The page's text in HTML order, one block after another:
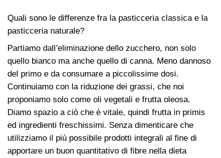
Quali sono le differenze fra la pasticceria classica e la
pasticceria naturale?
Partiamo dall’eliminazione dello zucchero, non solo
quello bianco ma anche quello di canna. Meno dannoso
del primo e da consumare a piccolissime dosi.
Continuiamo con la riduzione dei grassi, che noi
proponiamo solo come oli vegetali e frutta oleosa.
Diamo spazio a ciò che è vitale, quindi frutta in primis
ed ingredienti freschissimi. Senza dimenticare che
utilizziamo il più possibile prodotti integrali al fine di
apportare un buon quantitativo di fibre nella dieta